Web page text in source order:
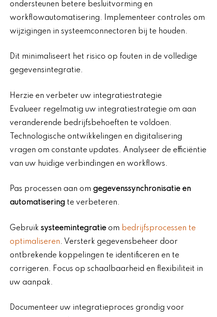
ondersteunen betere besluitvorming en
workflowautomatisering. Implementeer controles om
wijzigingen in systeemconnectoren bij te houden.
Dit minimaliseert het risico op fouten in de volledige
gegevensintegratie.
Herzie en verbeter uw integratiestrategie
Evalueer regelmatig uw integratiestrategie om aan
veranderende bedrijfsbehoeften te voldoen.
Technologische ontwikkelingen en digitalisering
vragen om constante updates. Analyseer de efficiëntie
van uw huidige verbindingen en workflows.
Pas processen aan om gegevenssynchronisatie en
automatisering te verbeteren.
Gebruik systeemintegratie om bedrijfsprocessen te
optimaliseren. Versterk gegevensbeheer door
ontbrekende koppelingen te identificeren en te
corrigeren. Focus op schaalbaarheid en flexibiliteit in
uw aanpak.
Documenteer uw integratieproces grondig voor